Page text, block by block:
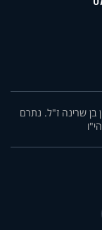
בן שרינה ז"ל. נתרם